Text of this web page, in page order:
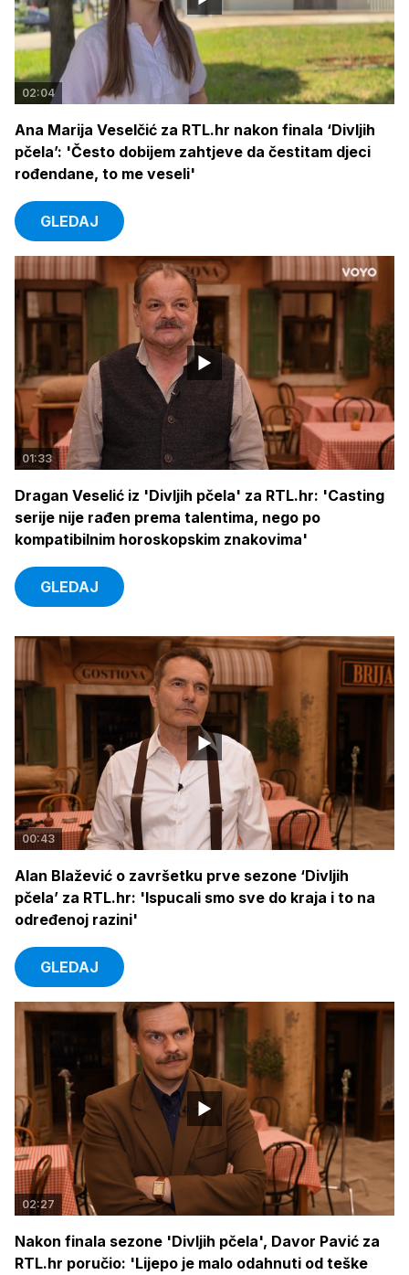
02:04
Ana Marija Veselčić za RTL.hr nakon finala ‘Divljih
pčela’: 'Često dobijem zahtjeve da čestitam djeci
rođendane, to me veseli'
GLEDAJ
01:33
Dragan Veselić iz 'Divljih pčela' za RTL.hr: 'Casting
serije nije rađen prema talentima, nego po
kompatibilnim horoskopskim znakovima'
GLEDAJ
00:43
Alan Blažević o završetku prve sezone ‘Divljih
pčela’ za RTL.hr: 'Ispucali smo sve do kraja i to na
određenoj razini'
GLEDAJ
02:27
Nakon finala sezone 'Divljih pčela', Davor Pavić za
RTL.hr poručio: 'Lijepo je malo odahnuti od teške